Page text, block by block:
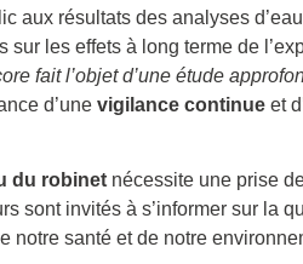
aux résultats des analyses
sur les effets à long terme de
fait l’objet d’une étude
d’une vigilance continue et
du robinet nécessite une prise
sont invités à s’informer sur la
santé et de notre